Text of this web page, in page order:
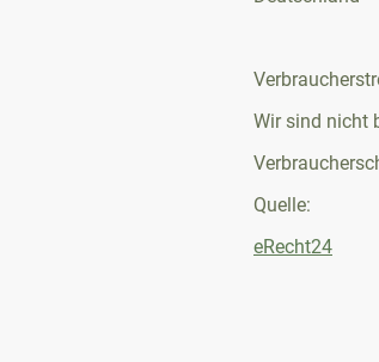
Wir sind nicht
Quelle:
eRecht24